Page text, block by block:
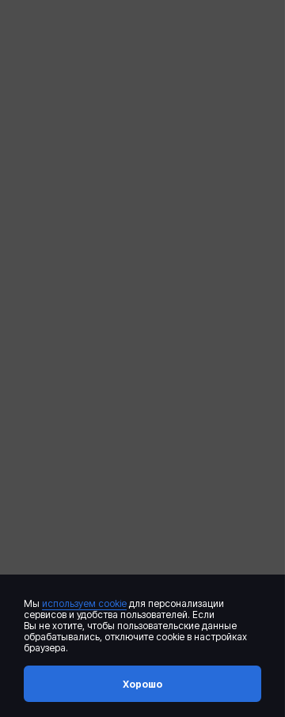
Мы используем cookie для персонализации
сервисов и удобства пользователей. Если
Вы не хотите, чтобы пользовательские данные
обрабатывались, отключите cookie в настройках
браузера.
Хорошо